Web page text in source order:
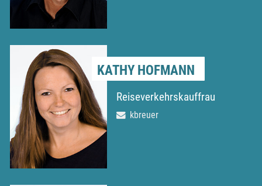
KATHY HOFMANN
Reiseverkehrskauffrau
kbreuer